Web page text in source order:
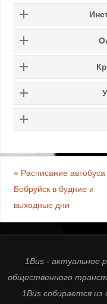
« Расписание автобуса
Бобруйск в будние и
выходные дни
1Bus - актуальное
общественного
1Bus собирается